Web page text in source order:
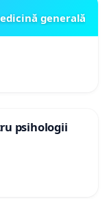
generală
psihologii